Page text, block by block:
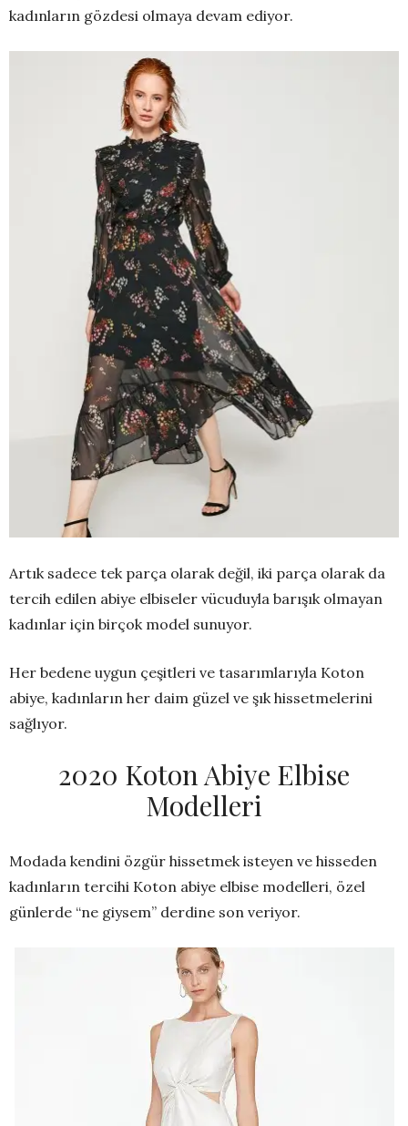
kadınların gözdesi olmaya devam ediyor.
Artık sadece tek parça olarak değil, iki parça olarak da
tercih edilen abiye elbiseler vücuduyla barışık olmayan
kadınlar için birçok model sunuyor.
Her bedene uygun çeşitleri ve tasarımlarıyla Koton
abiye, kadınların her daim güzel ve şık hissetmelerini
sağlıyor.
2020 Koton Abiye Elbise
Modelleri
Modada kendini özgür hissetmek isteyen ve hisseden
kadınların tercihi Koton abiye elbise modelleri, özel
günlerde “ne giysem” derdine son veriyor.